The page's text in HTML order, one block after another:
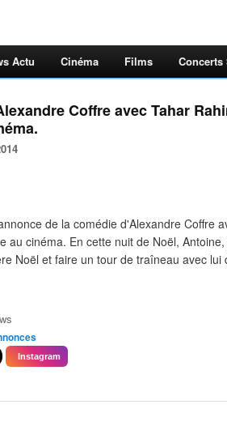
Actu Cinéma Films Concerts
Coffre avec Tahar
de la comédie d'Alexandre Coffre
au cinéma. En cette nuit de Noël, Antoine,
Noël et faire un tour de traîneau avec lui
Instagram